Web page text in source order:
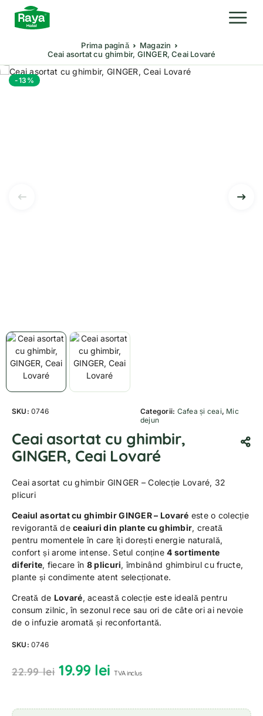
Prima pagină
Magazin
Ceai asortat cu ghimbir, GINGER, Ceai Lovaré
-13%
SKU:0746 Categorii: Cafea și ceai, Mic
dejun
Ceai asortat cu ghimbir,
GINGER, Ceai Lovaré
Ceai asortat cu ghimbir GINGER – Colecție Lovaré, 32
plicuri
Ceaiul asortat cu ghimbir GINGER – Lovaré este o colecție
revigorantă deceaiuri din plante cu ghimbir, creată
pentru momentele în care îți dorești energie naturală,
confort și arome intense. Setul conține4 sortimente
diferite, fiecare în 8 plicuri, îmbinând ghimbirul cu fructe,
plante și condimente atent selecționate.
Creată de Lovaré, această colecție este ideală pentru
consum zilnic, în sezonul rece sau ori de câte ori ai nevoie
de o infuzie aromată și reconfortantă.
SKU:0746
22.99lei 19.99 lei TVA inclus